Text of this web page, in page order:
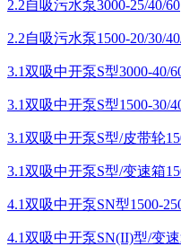
2.2自吸污水泵3000-25/40/60
2.2自吸污水泵1500-20/30/
3.1双吸中开泵S型3000-40/
3.1双吸中开泵S型1500-30/
3.1双吸中开泵S型/皮带轮
3.1双吸中开泵S型/变速箱
4.1双吸中开泵SN型1500-
4.1双吸中开泵SN(II)型/变速